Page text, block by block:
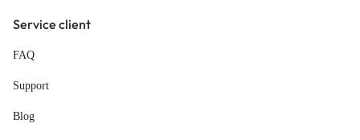
Service client
FAQ
Support
Blog